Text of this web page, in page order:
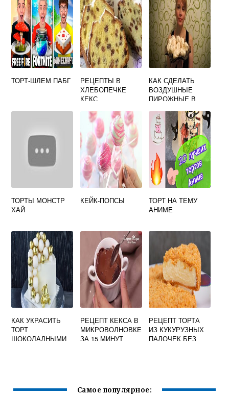
ТОРТ-ШЛЕМ ПАБГ
РЕЦЕПТЫ В
ХЛЕБОПЕЧКЕ
КЕКС
КАК СДЕЛАТЬ
ВОЗДУШНЫЕ
ПИРОЖНЫЕ В
УСЛОВИЯХ
ТОРТЫ МОНСТР
ХАЙ
КЕЙК-ПОПСЫ
ТОРТ НА ТЕМУ
АНИМЕ
КАК УКРАСИТЬ
ТОРТ
ШОКОЛАДНЫМИ
РЕЦЕПТ КЕКСА В
МИКРОВОЛНОВКЕ
ЗА 15 МИНУТ
РЕЦЕПТ ТОРТА
ИЗ КУКУРУЗНЫХ
ПАЛОЧЕК БЕЗ
Самое популярное: